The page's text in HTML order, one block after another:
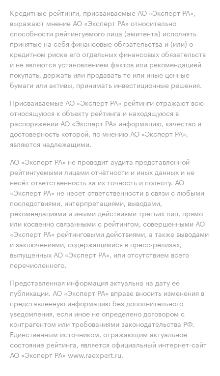
Кредитные рейтинги, присваиваемые АО «Эксперт РА»,
выражают мнение АО «Эксперт РА» относительно
способности рейтингуемого лица (эмитента) исполнять
принятые на себя финансовые обязательства и (или) о
кредитном риске его отдельных финансовых обязательств
и не являются установлением фактов или рекомендацией
покупать, держать или продавать те или иные ценные
бумаги или активы, принимать инвестиционные решения.
Присваиваемые АО «Эксперт РА» рейтинги отражают всю
относящуюся к объекту рейтинга и находящуюся в
распоряжении АО «Эксперт РА» информацию, качество и
достоверность которой, по мнению АО «Эксперт РА»,
являются надлежащими.
АО «Эксперт РА» не проводит аудита представленной
рейтингуемыми лицами отчётности и иных данных и не
несёт ответственность за их точность и полноту. АО
«Эксперт РА» не несет ответственности в связи с любыми
последствиями, интерпретациями, выводами,
рекомендациями и иными действиями третьих лиц, прямо
или косвенно связанными с рейтингом, совершенными АО
«Эксперт РА» рейтинговыми действиями, а также выводами
и заключениями, содержащимися в пресс-релизах,
выпущенных АО «Эксперт РА», или отсутствием всего
перечисленного.
Представленная информация актуальна на дату её
публикации. АО «Эксперт РА» вправе вносить изменения в
представленную информацию без дополнительного
уведомления, если иное не определено договором с
контрагентом или требованиями законодательства РФ.
Единственным источником, отражающим актуальное
состояние рейтинга, является официальный интернет-сайт
АО «Эксперт РА» www.raexpert.ru.